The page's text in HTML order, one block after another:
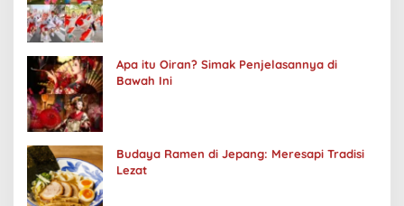
Apa itu Oiran? Simak Penjelasannya di
Bawah Ini
Budaya Ramen di Jepang: Meresapi Tradisi
Lezat